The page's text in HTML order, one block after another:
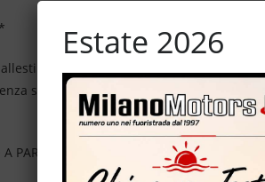
Sport – 71.815 km certificati e
settembre 2030 – volante
PARTE OLTRE AL FINANZIAMENTO *
Estate 2026